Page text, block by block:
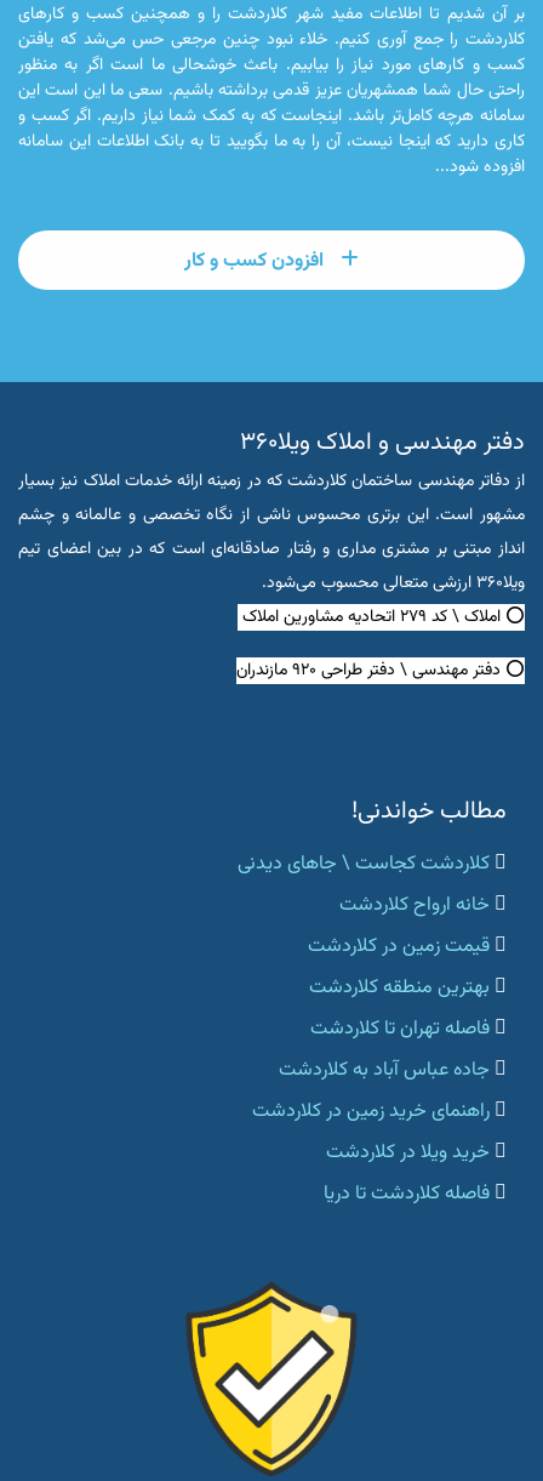
بر آن شدیم تا اطلاعات مفید شهر کلاردشت را و همچنین کسب و کارهای
کلاردشت را جمع آوری کنیم. خلاء نبود چنین مرجعی حس می‌شد که یافتن
کسب و کارهای مورد نیاز را بیابیم. باعث خوشحالی ما است اگر به منظور
راحتی حال شما همشهریان عزیز قدمی برداشته باشیم. سعی ما این است این
سامانه هرچه کامل‌تر باشد. اینجاست که به کمک شما نیاز داریم. اگر کسب و
کاری دارید که اینجا نیست، آن را به ما بگویید تا به بانک اطلاعات این سامانه
افزوده شود...
افزودن کسب و کار
دفتر مهندسی و املاک ویلا۳۶۰
از دفاتر مهندسی ساختمان کلاردشت که در زمینه ارائه خدمات املاک نیز بسیار
مشهور است. این برتری محسوس ناشی از نگاه تخصصی و عالمانه و چشم
انداز مبتنی بر مشتری مداری و رفتار صادقانه‌ای است که در بین اعضای تیم
ویلا۳۶۰ ارزشی متعالی محسوب می‌شود.
⭕ املاک \ کد ۲۷۹ اتحادیه مشاورین املاک
⭕ دفتر مهندسی \ دفتر طراحی ۹۲۰ مازندران
مطالب خواندنی!
کلاردشت کجاست \ جاهای دیدنی
خانه ارواح کلاردشت
قیمت زمین در کلاردشت
بهترین منطقه کلاردشت
فاصله تهران تا کلاردشت
جاده عباس آباد به کلاردشت
راهنمای خرید زمین در کلاردشت
خرید ویلا در کلاردشت
فاصله کلاردشت تا دریا